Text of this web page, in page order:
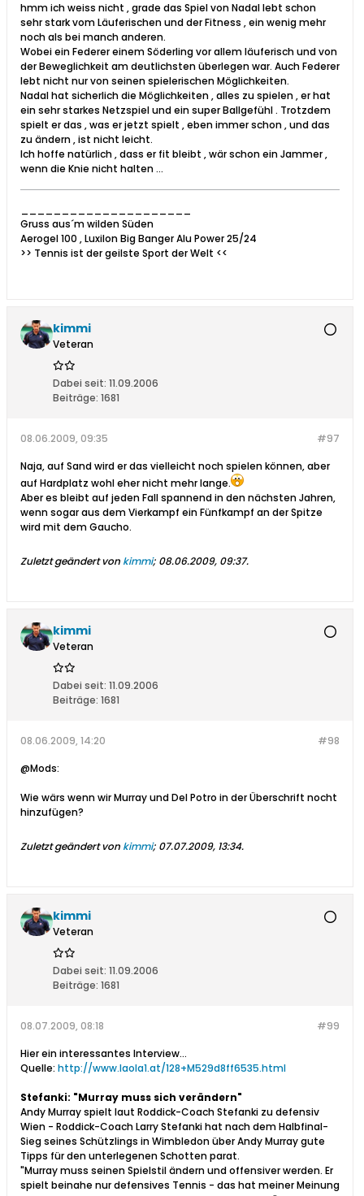
hmm ich weiss nicht , grade das Spiel von Nadal lebt schon
sehr stark vom Läuferischen und der Fitness , ein wenig mehr
noch als bei manch anderen.
Wobei ein Federer einem Söderling vor allem läuferisch und von
der Beweglichkeit am deutlichsten überlegen war. Auch Federer
lebt nicht nur von seinen spielerischen Möglichkeiten.
Nadal hat sicherlich die Möglichkeiten , alles zu spielen , er hat
ein sehr starkes Netzspiel und ein super Ballgefühl . Trotzdem
spielt er das , was er jetzt spielt , eben immer schon , und das
zu ändern , ist nicht leicht.
Ich hoffe natürlich , dass er fit bleibt , wär schon ein Jammer ,
wenn die Knie nicht halten ...
Gruss aus´m wilden Süden
Aerogel 100 , Luxilon Big Banger Alu Power 25/24
>> Tennis ist der geilste Sport der Welt <<
kimmi
Veteran
Dabei seit: 11.09.2006
Beiträge: 1681
#97
08.06.2009, 09:35
Naja, auf Sand wird er das vielleicht noch spielen können, aber
auf Hardplatz wohl eher nicht mehr lange.
Aber es bleibt auf jeden Fall spannend in den nächsten Jahren,
wenn sogar aus dem Vierkampf ein Fünfkampf an der Spitze
wird mit dem Gaucho.
Zuletzt geändert von kimmi; 08.06.2009, 09:37.
kimmi
Veteran
Dabei seit: 11.09.2006
Beiträge: 1681
#98
08.06.2009, 14:20
@Mods:
Wie wärs wenn wir Murray und Del Potro in der Überschrift nocht
hinzufügen?
Zuletzt geändert von kimmi; 07.07.2009, 13:34.
kimmi
Veteran
Dabei seit: 11.09.2006
Beiträge: 1681
#99
08.07.2009, 08:18
Hier ein interessantes Interview...
Quelle: http://www.laola1.at/128+M529d8ff6535.html
Stefanki: "Murray muss sich verändern"
Andy Murray spielt laut Roddick-Coach Stefanki zu defensiv
Wien - Roddick-Coach Larry Stefanki hat nach dem Halbfinal-
Sieg seines Schützlings in Wimbledon über Andy Murray gute
Tipps für den unterlegenen Schotten parat.
"Murray muss seinen Spielstil ändern und offensiver werden. Er
spielt beinahe nur defensives Tennis - das hat meiner Meinung